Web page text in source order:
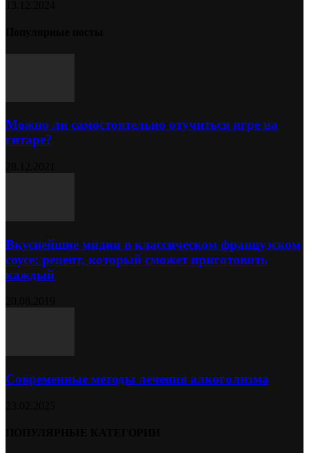
Можно ли самостоятельно отучиться игре на
гитаре?
Вкуснейшие мидии в классическом французском
соусе: рецепт, который сможет приготовить
каждый
Современные методы лечения алкоголизма